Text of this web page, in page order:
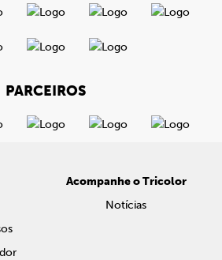
PARCEIROS
Acompanhe o Tricolor
Notícias